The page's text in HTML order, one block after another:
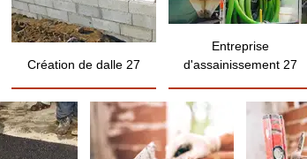
Création de dalle 27
Entreprise
d'assainissement 27